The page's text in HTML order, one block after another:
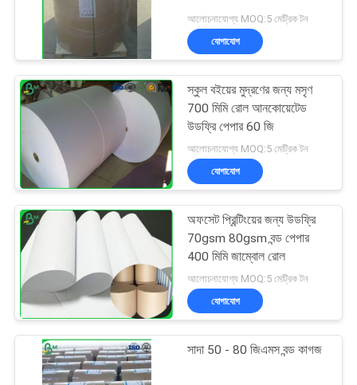
আলোচনাযোগ্য MOQ:5 মেট্রিক টন
যোগাযোগ
স্কুল বইয়ের মুদ্রণের জন্য মসৃণ
700 মিমি রোল আনকোয়েটেড
উডফ্রি পেপার 60 জি
আলোচনাযোগ্য MOQ:5 মেট্রিক টন
যোগাযোগ
অফসেট প্রিন্টিংয়ের জন্য উডফ্রি
70gsm 80gsm বন্ড পেপার
400 মিমি জাম্বোল রোল
আলোচনাযোগ্য MOQ:5 মেট্রিক টন
যোগাযোগ
সাদা 50 - 80 জিএমস বন্ড কাগজ